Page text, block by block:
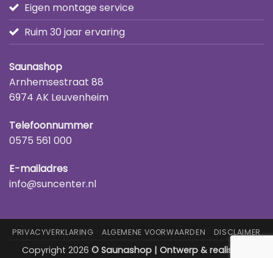
Eigen montage service
Ruim 30 jaar ervaring
Saunashop
Arnhemsestraat 88
6974 AK Leuvenheim
Telefoonnummer
0575 561 000
E-mailadres
info@suncenter.nl
PRIVACYVERKLARING ALGEMENE VOORWAARDEN DISCLAIMER
Copyright 2026 © Saunashop | Ontwerp & realisatie: